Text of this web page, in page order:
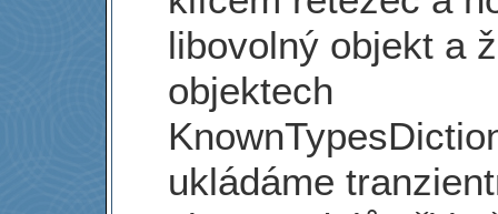
libovolný objekt a
objektech
ukládáme